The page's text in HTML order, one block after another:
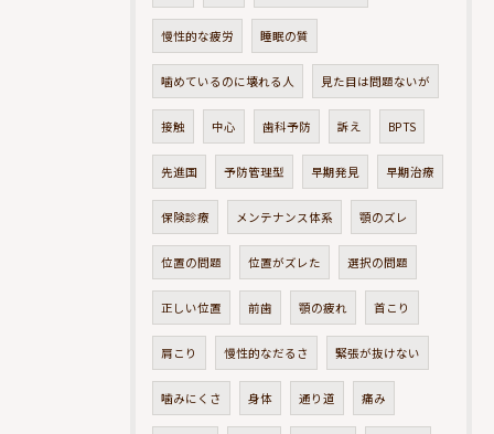
慢性的な疲労 睡眠の質
噛めているのに壊れる人 見た目は問題ないが
接触 中心 歯科予防 訴え BPTS
先進国 予防管理型 早期発見 早期治療
保険診療 メンテナンス体系 顎のズレ
位置の問題 位置がズレた 選択の問題
正しい位置 前歯 顎の疲れ 首こり
肩こり 慢性的なだるさ 緊張が抜けない
噛みにくさ 身体 通り道 痛み